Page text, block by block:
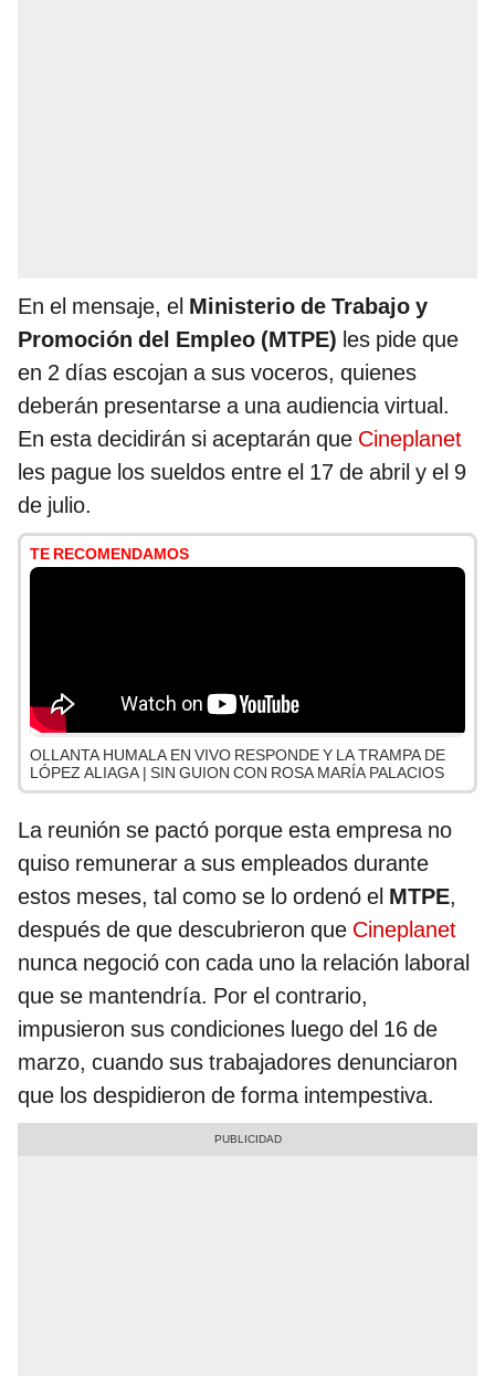
En el mensaje, el Ministerio de Trabajo y
Promoción del Empleo (MTPE) les pide que
en 2 días escojan a sus voceros, quienes
deberán presentarse a una audiencia virtual.
En esta decidirán si aceptarán que Cineplanet
les pague los sueldos entre el 17 de abril y el 9
de julio.
TE RECOMENDAMOS
OLLANTA HUMALA EN VIVO RESPONDE Y LA TRAMPA DE
LÓPEZ ALIAGA | SIN GUION CON ROSA MARÍA PALACIOS
La reunión se pactó porque esta empresa no
quiso remunerar a sus empleados durante
estos meses, tal como se lo ordenó el MTPE,
después de que descubrieron que Cineplanet
nunca negoció con cada uno la relación laboral
que se mantendría. Por el contrario,
impusieron sus condiciones luego del 16 de
marzo, cuando sus trabajadores denunciaron
que los despidieron de forma intempestiva.